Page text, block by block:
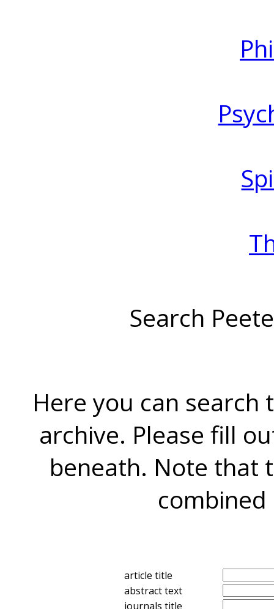
Search
Here you can search
archive. Please fill
beneath. Note that
combined
article title
abstract text
journals title